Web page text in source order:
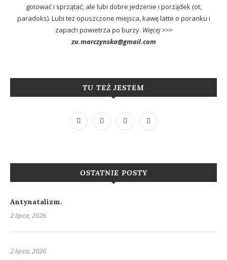
gotować i sprzątać, ale lubi dobre jedzenie i porządek (ot,
paradoks). Lubi też opuszczone miejsca, kawę latte o poranku i
zapach powietrza po burzy. Więcej >>>
zu.marczynska@gmail.com
TU TEŻ JESTEM
OSTATNIE POSTY
Antynatalizm.
2 lipca, 2026
2 lipca, 2026